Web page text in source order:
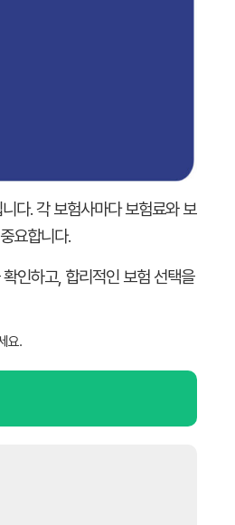
다. 각 보험사마다 보험료와 보
요합니다.
인하고, 합리적인 보험 선택을
요.